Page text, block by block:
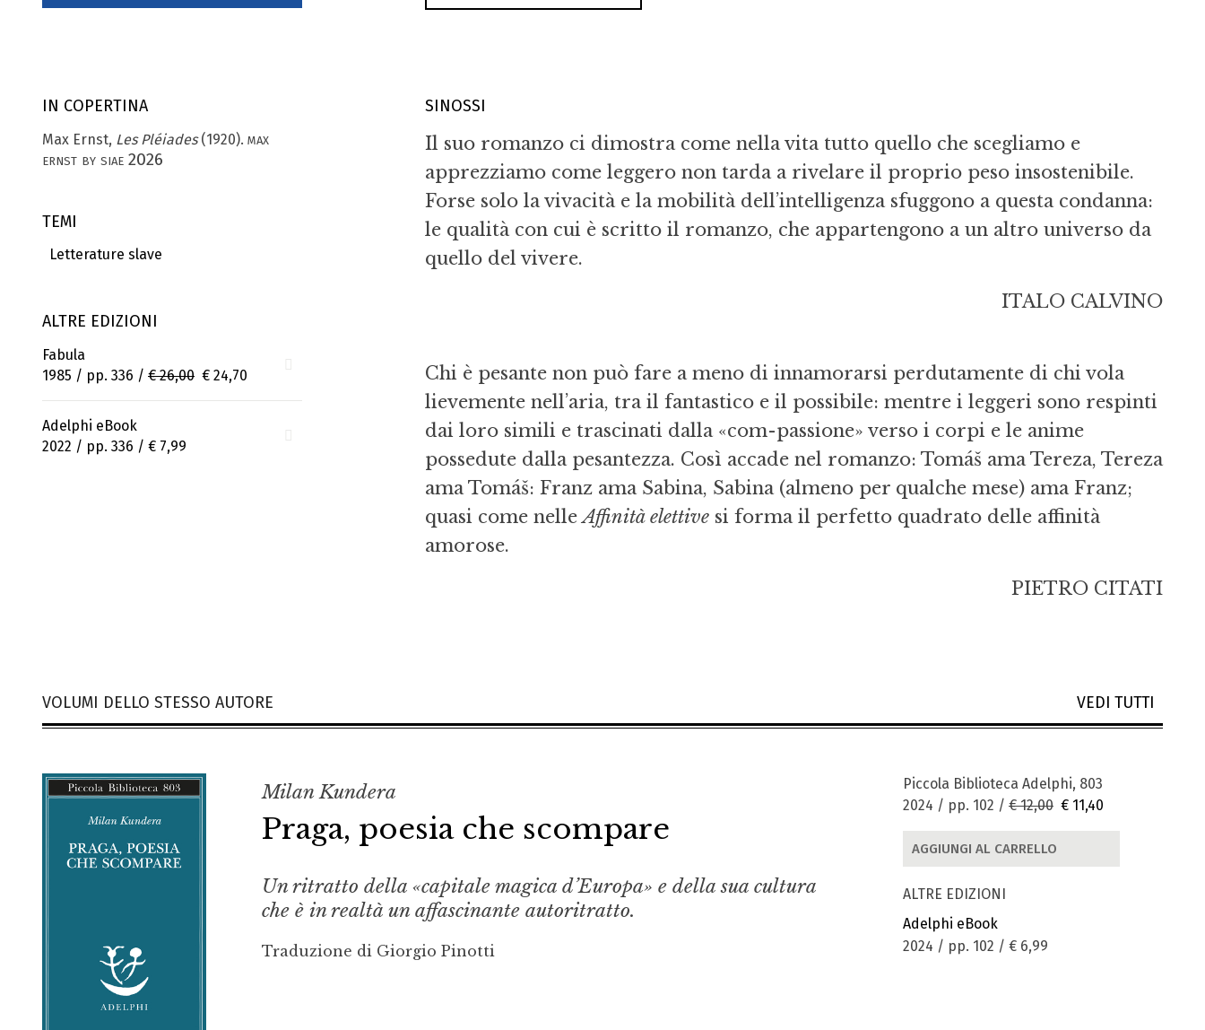
IN COPERTINA
Max Ernst, Les Pléiades(1920). max
ernst by siae 2026
TEMI
Letterature slave
ALTRE EDIZIONI
Fabula
1985 / pp. 336 / € 26,00 € 24,70
Adelphi eBook
2022 / pp. 336 / € 7,99
SINOSSI
Il suo romanzo ci dimostra come nella vita tutto quello che scegliamo e
apprezziamo come leggero non tarda a rivelare il proprio peso insostenibile.
Forse solo la vivacità e la mobilità dell’intelligenza sfuggono a questa condanna:
le qualità con cui è scritto il romanzo, che appartengono a un altro universo da
quello del vivere.
ITALO CALVINO
Chi è pesante non può fare a meno di innamorarsi perdutamente di chi vola
lievemente nell’aria, tra il fantastico e il possibile: mentre i leggeri sono respinti
dai loro simili e trascinati dalla «com-passione» verso i corpi e le anime
possedute dalla pesantezza. Così accade nel romanzo: Tomáš ama Tereza, Tereza
ama Tomáš: Franz ama Sabina, Sabina (almeno per qualche mese) ama Franz;
quasi come nelleAffinità elettivesi forma il perfetto quadrato delle affinità
amorose.
PIETRO CITATI
VOLUMI DELLO STESSO AUTORE VEDI TUTTI
Milan Kundera
Praga, poesia che scompare
Un ritratto della «capitale magica d’Europa» e della sua cultura
che è in realtà un affascinante autoritratto.
Traduzione di Giorgio Pinotti
Piccola Biblioteca Adelphi, 803
2024 / pp. 102 / € 12,00 € 11,40
AGGIUNGI AL CARRELLO
ALTRE EDIZIONI
Adelphi eBook
2024 / pp. 102 / € 6,99